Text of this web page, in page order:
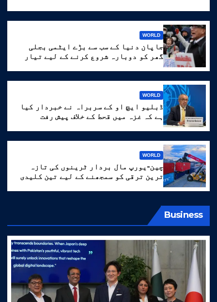
WORLD
جاپان دنیا کے سب سے بڑے ایٹمی بجلی
گھر کو دوبارہ شروع کرنے کے لیے تیار
WORLD
ڈبلیو ایچ او کے سربراہ نے خبردار کیا
ہے کہ غزہ میں قحط کے خلاف پیش رفت
WORLD
چین-یورپ مال بردار ٹرینوں کی تازہ
ترین ترقی کو سمجھنے کے لیے تین کلیدی
Business